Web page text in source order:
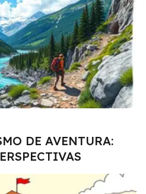
DE AVENTURA: